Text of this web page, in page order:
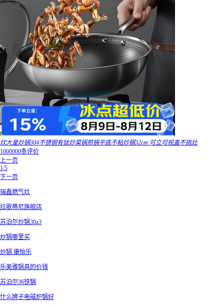
炊大皇炒锅304不锈钢有钛炒菜锅煎锅平底不粘炒锅32cm 可立可视盖不挑灶
1000000条评价
上一页
1/5
下一页
瑞鑫燃气灶
拉歌蒂尼旗舰店
苏泊尔炒锅30z3
炒锅哪里买
炒锅 康怡乐
乐美雅锅具的价钱
苏泊尔36铁锅
什么牌子电磁炉锅好